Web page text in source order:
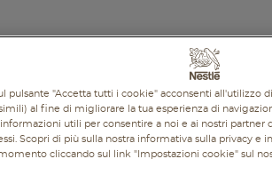
PROMOZIONI
pulsante "Accetta tutti i cookie" acconsenti all'utilizzo
al fine di migliorare la tua esperienza di
utili per consentire a noi e ai nostri partner
Scopri di più sulla nostra informativa sulla privacy e
cliccando sul link "Impostazioni cookie" sul